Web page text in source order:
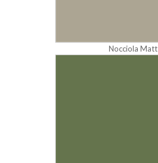
Nocciola Matt